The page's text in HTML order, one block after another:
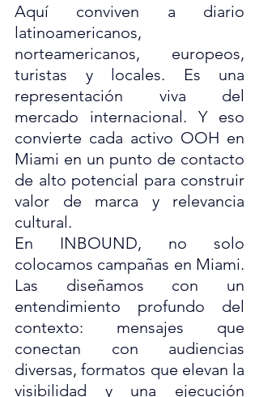
Aquí conviven a diario
latinoamericanos,
norteamericanos, europeos,
turistas y locales. Es una
representación viva del
mercado internacional. Y eso
convierte cada activo OOH en
Miami en un punto de contacto
de alto potencial para construir
valor de marca y relevancia
cultural.
En INBOUND, no solo
colocamos campañas en Miami.
Las diseñamos con un
entendimiento profundo del
contexto: mensajes que
conectan con audiencias
diversas, formatos que elevan la
visibilidad y una ejecución